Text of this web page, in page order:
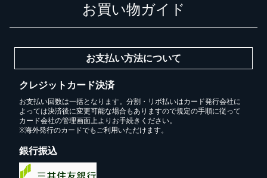
お買い物ガイド
お支払い方法について
クレジットカード決済
お支払い回数は一括となります。分割・リボ払いはカード発行会社に
よっては決済後に変更可能な場合もありますので規定の手順に従って
カード会社の管理画面上よりお手続きください。
※海外発行のカードでもご利用いただけます。
銀行振込